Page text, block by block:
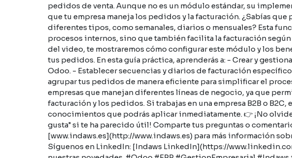
pedidos de venta. Aunque no es un módulo estándar, su
que tu empresa maneja los pedidos y la facturación. ¿Sabías
diferentes tipos, como semanales, diarios o mensuales? Esta
procesos internos, sino que también facilita la facturación
del video, te mostraremos cómo configurar este módulo y los
tus pedidos. En esta guía práctica, aprenderás a: - Crear y
Odoo. - Establecer secuencias y diarios de facturación
agrupar tus pedidos de manera eficiente para simplificar el
empresas que manejan diferentes líneas de negocio, ya que
facturación y los pedidos. Si trabajas en una empresa B2B o
conocimientos que podrás aplicar inmediatamente. 👉 ¡No
gusta" si te ha parecido útil! Comparte tus preguntas o
[www.indaws.es](http://www.indaws.es) para más información
Síguenos en LinkedIn: [Indaws LinkedIn](https://